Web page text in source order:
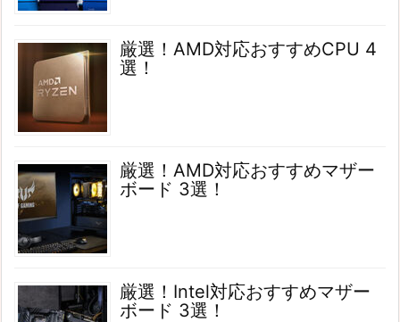
厳選！AMD対応おすすめCPU 4
選！
厳選！AMD対応おすすめマザー
ボード 3選！
厳選！Intel対応おすすめマザー
ボード 3選！